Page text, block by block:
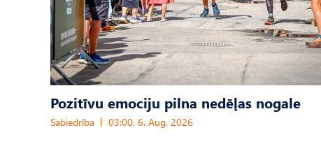
Pozitīvu emociju pilna nedēļas nogale
Sabiedrība 03:00, 6. Aug, 2026